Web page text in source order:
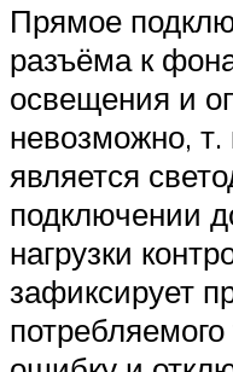
Прямое
разъёма к
освещения и
невозможно, т.
является
подключении
нагрузки
зафиксирует